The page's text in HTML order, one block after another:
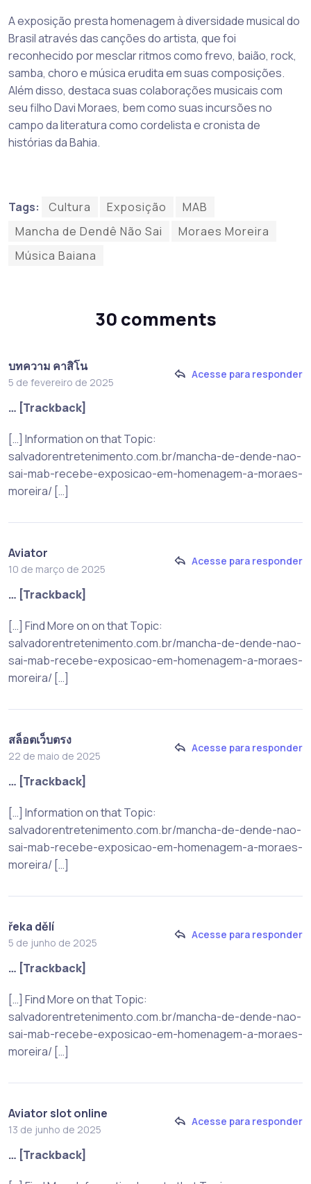
A exposição presta homenagem à diversidade musical do
Brasil através das canções do artista, que foi
reconhecido por mesclar ritmos como frevo, baião, rock,
samba, choro e música erudita em suas composições.
Além disso, destaca suas colaborações musicais com
seu filho Davi Moraes, bem como suas incursões no
campo da literatura como cordelista e cronista de
histórias da Bahia.
Tags: Cultura Exposição
MAB
Mancha de Dendê Não Sai
Moraes Moreira
Música Baiana
30 comments
บทความ คาสิโน
5 de fevereiro de 2025
Acesse para responder
… [Trackback]
[…] Information on that Topic:
salvadorentretenimento.com.br/mancha-de-dende-nao-
sai-mab-recebe-exposicao-em-homenagem-a-moraes-
moreira/ […]
Aviator
10 de março de 2025
Acesse para responder
… [Trackback]
[…] Find More on on that Topic:
salvadorentretenimento.com.br/mancha-de-dende-nao-
sai-mab-recebe-exposicao-em-homenagem-a-moraes-
moreira/ […]
สล็อตเว็บตรง
22 de maio de 2025
Acesse para responder
… [Trackback]
[…] Information on that Topic:
salvadorentretenimento.com.br/mancha-de-dende-nao-
sai-mab-recebe-exposicao-em-homenagem-a-moraes-
moreira/ […]
řeka dělí
5 de junho de 2025
Acesse para responder
… [Trackback]
[…] Find More on that Topic:
salvadorentretenimento.com.br/mancha-de-dende-nao-
sai-mab-recebe-exposicao-em-homenagem-a-moraes-
moreira/ […]
Aviator slot online
13 de junho de 2025
Acesse para responder
… [Trackback]